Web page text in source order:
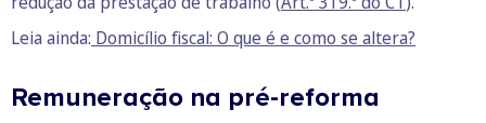
Leia ainda: Domicílio fiscal: O que é e como se altera?
Remuneração na pré-reforma